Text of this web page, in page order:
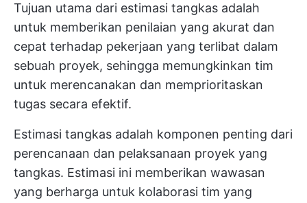
Tujuan utama dari estimasi tangkas adalah
untuk memberikan penilaian yang akurat dan
cepat terhadap pekerjaan yang terlibat dalam
sebuah proyek, sehingga memungkinkan tim
untuk merencanakan dan memprioritaskan
tugas secara efektif.
Estimasi tangkas adalah komponen penting dari
perencanaan dan pelaksanaan proyek yang
tangkas. Estimasi ini memberikan wawasan
yang berharga untuk kolaborasi tim yang